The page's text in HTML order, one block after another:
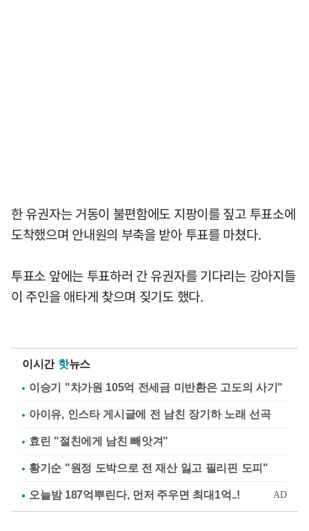
한 유권자는 거동이 불편함에도 지팡이를 짚고 투표소에
도착했으며 안내원의 부축을 받아 투표를 마쳤다.
투표소 앞에는 투표하러 간 유권자를 기다리는 강아지들
이 주인을 애타게 찾으며 짖기도 했다.
이시간 핫뉴스
이승기 "차가원 105억 전세금 미반환은 고도의 사기"
아이유, 인스타 게시글에 전 남친 장기하 노래 선곡
효린 "절친에게 남친 빼앗겨"
황기순 "원정 도박으로 전 재산 잃고 필리핀 도피"